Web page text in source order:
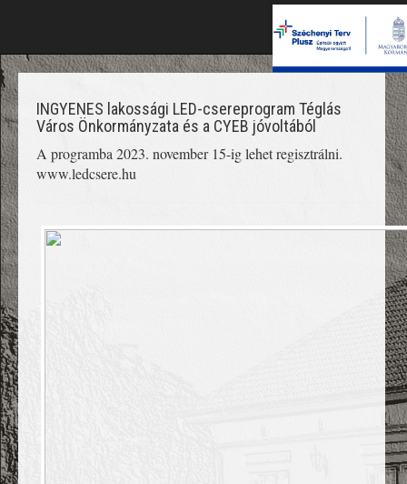
INGYENES lakossági LED-csereprogram Téglás
Város Önkormányzata és a CYEB jóvoltából
A programba 2023. november 15-ig lehet regisztrálni.
www.ledcsere.hu